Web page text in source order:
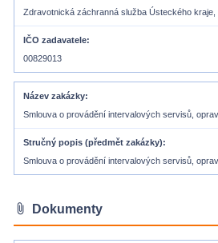
Zdravotnická záchranná služba Ústeckého
IČO zadavatele
00829013
Název zakázky
Smlouva o provádění intervalových servisů,
Stručný popis (předmět zakázky)
Smlouva o provádění intervalových servisů,
attach_file Dokumenty